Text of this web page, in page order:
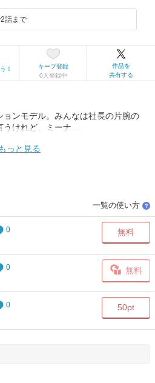
話まで
！
キープ登録
0人登録中
作品を
共有する
ョンモデル。みんなは社長の片腕の
うけれど、ミーナ…
もっと見る
一覧の使い方 ？
0 無料
0 無料
0 50pt